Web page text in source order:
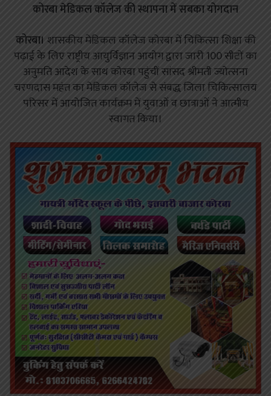
कोरबा मेडिकल कॉलेज की स्थापना में सबका योगदान
कोरबा। शासकीय मेडिकल कॉलेज कोरबा में चिकित्सा शिक्षा की
पढ़ाई के लिए राष्ट्रीय आयुर्विज्ञान आयोग द्वारा जारी 100 सीटों का
अनुमति आदेश के साथ कोरबा पहुंचीं सांसद श्रीमती ज्योत्सना
चरणदास महंत का मेडिकल कॉलेज से संबद्ध जिला चिकित्सालय
परिसर में आयोजित कार्यक्रम में युवाओं व छात्राओं ने आत्मीय
स्वागत किया।